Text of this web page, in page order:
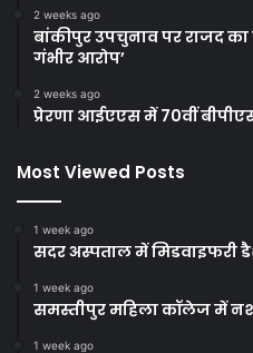
2 weeks ago
बांकीपुर उपचुनाव पर राजद
गंभीर आरोप’
2 weeks ago
प्रेरणा आईएएस में 70वीं
Most Viewed Posts
1 week ago
सदर अस्पताल में मिडवाइफरी
1 week ago
समस्तीपुर महिला कॉलेज में
1 week ago